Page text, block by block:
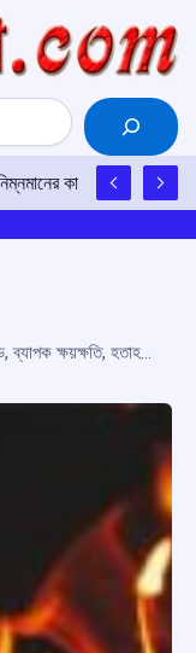
কাজের অভিযোগ,
নাগাল্যান্ড : কোহিমার মাও মার্কেটে বিধ্বংসী অগ্নিকাণ্ড, ব্যাপক ক্ষয়ক্ষতি, হতাহত নেই